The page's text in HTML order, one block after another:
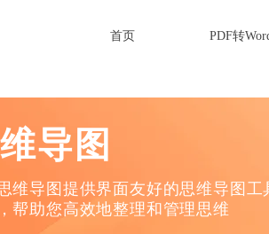
首页 PDF转
导图
维导图提供界面友好的思维导图
帮助您高效地整理和管理思维